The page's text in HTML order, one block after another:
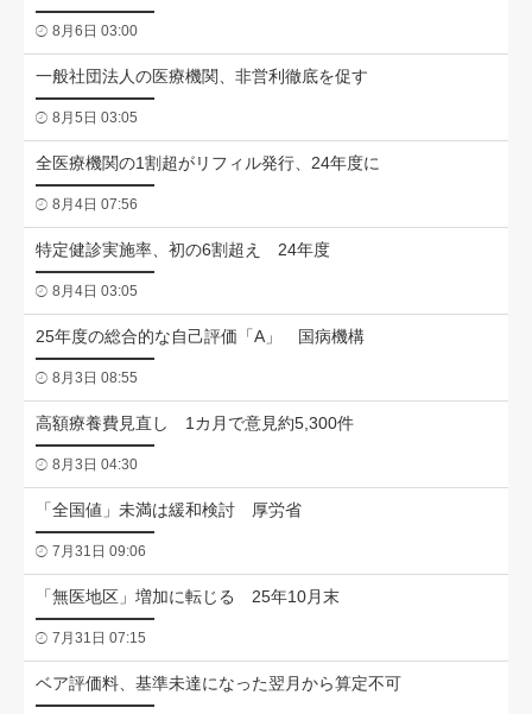
8月6日 03:00
一般社団法人の医療機関、非営利徹底を促す
8月5日 03:05
全医療機関の1割超がリフィル発行、24年度に
8月4日 07:56
特定健診実施率、初の6割超え 24年度
8月4日 03:05
25年度の総合的な自己評価「A」 国病機構
8月3日 08:55
高額療養費見直し 1カ月で意見約5,300件
8月3日 04:30
「全国値」未満は緩和検討 厚労省
7月31日 09:06
「無医地区」増加に転じる 25年10月末
7月31日 07:15
ベア評価料、基準未達になった翌月から算定不可